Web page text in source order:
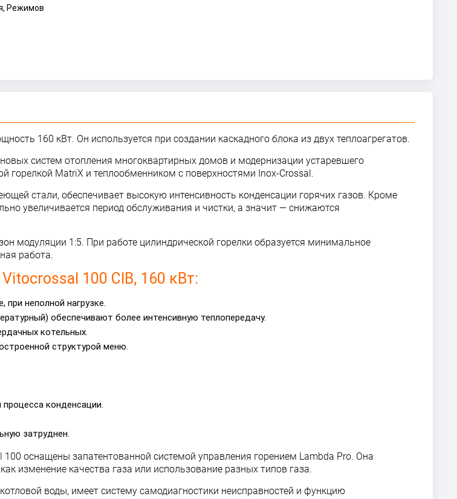
Режимов
160 кВт. Он используется при создании каскадного блока из двух теплоагрегатов.
систем отопления многоквартирных домов и модернизации устаревшего
горелкой MatriX и теплообменником с поверхностями Inox-Crossal.
стали, обеспечивает высокую интенсивность конденсации горячих газов. Кроме
увеличивается период обслуживания и чистки, а значит — снижаются
модуляции 1:5. При работе цилиндрической горелки образуется минимальное
работа.
100 CIB, 160 кВт:
неполной нагрузке.
обеспечивают более интенсивную теплопередачу.
котельных.
структурой меню.
конденсации.
затруднен.
оснащены запатентованной системой управления горением Lambda Pro. Она
изменение качества газа или использование разных типов газа.
воды, имеет систему самодиагностики неисправностей и функцию